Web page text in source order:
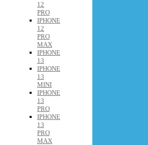
12
PRO
IPHONE
12
PRO
MAX
IPHONE
13
IPHONE
13
MINI
IPHONE
13
PRO
IPHONE
13
PRO
MAX